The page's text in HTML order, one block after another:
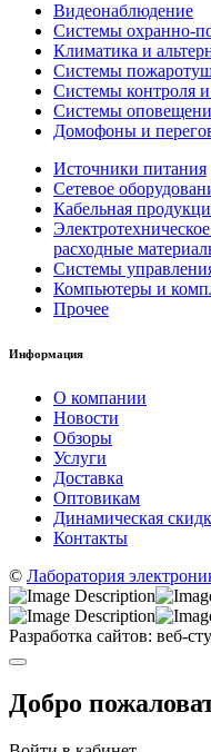
Видеонаблюдение
Системы охранно-
Климатика и
Системы
Системы контроля
Системы
Домофоны и
Источники питания
Сетевое
Кабельная
расходные
Системы
Компьютеры и
Прочее
Информация
О компании
Новости
Обзоры
Услуги
Доставка
Оптовикам
Динамическая
Контакты
© Лаборатория
Разработка сайтов: веб-
Добро